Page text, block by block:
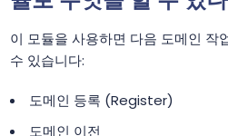
이 모듈을 사용하면 다음 도메인 작
수 있습니다:
도메인 등록 (Register)
도메인 이전